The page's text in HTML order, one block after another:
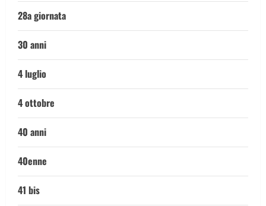
28a giornata
30 anni
4 luglio
4 ottobre
40 anni
40enne
41 bis